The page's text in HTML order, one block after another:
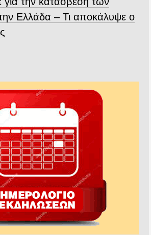
Ελλάδα – Τι αποκάλυψε ο